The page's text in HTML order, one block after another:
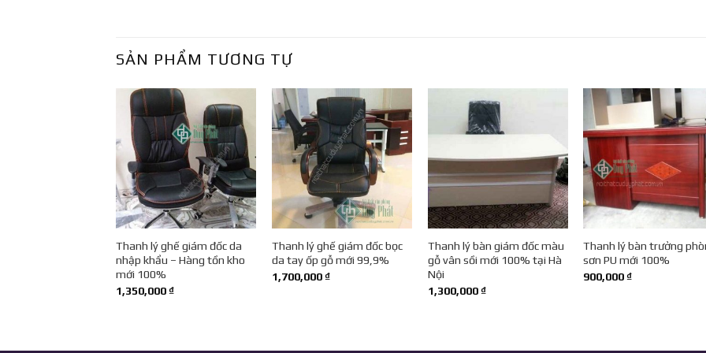
SẢN PHẨM TƯƠNG TỰ
Thanh lý ghế giám đốc da
nhập khẩu – Hàng tồn kho
mới 100%
1,350,000₫
Thanh lý ghế giám đốc bọc
da tay ốp gỗ mới 99,9%
1,700,000₫
Thanh lý bàn giám đốc màu
gỗ vân sồi mới 100% tại Hà
Nội
1,300,000₫
Thanh lý bàn trưởng
sơn PU mới 100%
900,000₫